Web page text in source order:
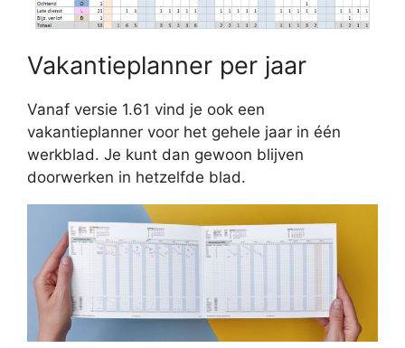
Vakantieplanner per jaar
Vanaf versie 1.61 vind je ook een
vakantieplanner voor het gehele jaar in één
werkblad. Je kunt dan gewoon blijven
doorwerken in hetzelfde blad.